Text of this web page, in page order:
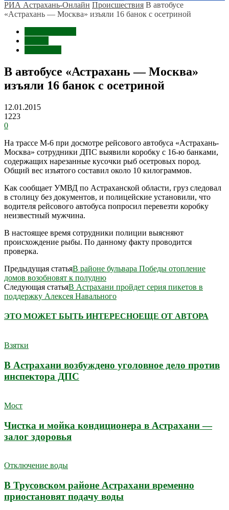
РИА Астрахань-Онлайн Происшествия В автобусе
«Астрахань — Москва» изъяли 16 банок с осетриной
В автобусе «Астрахань — Москва»
изъяли 16 банок с осетриной
12.01.2015
1223
0
На трассе М-6 при досмотре рейсового автобуса «Астрахань-
Москва» сотрудники ДПС выявили коробку с 16-ю банками,
содержащих нарезанные кусочки рыб осетровых пород.
Общий вес изъятого составил около 10 килограммов.
Как сообщает УМВД по Астраханской области, груз следовал
в столицу без документов, и полицейские установили, что
водителя рейсового автобуса попросил перевезти коробку
неизвестный мужчина.
В настоящее время сотрудники полиции выясняют
происхождение рыбы. По данному факту проводится
проверка.
Предыдущая статьяВ районе бульвара Победы отопление
домов возобновят к полудню
Следующая статьяВ Астрахани пройдет серия пикетов в
поддержку Алексея Навального
ЭТО МОЖЕТ БЫТЬ ИНТЕРЕСНОЕЩЕ ОТ АВТОРА
Взятки
В Астрахани возбуждено уголовное дело против
инспектора ДПС
Мост
Чистка и мойка кондиционера в Астрахани —
залог здоровья
Отключение воды
В Трусовском районе Астрахани временно
приостановят подачу воды